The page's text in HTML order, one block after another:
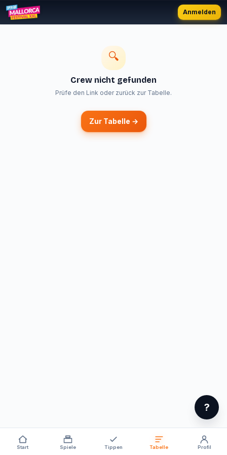
Anmelden
🔍
Crew nicht gefunden
Prüfe den Link oder zurück zur Tabelle.
Zur Tabelle →
Start Spiele Tippen Tabelle Profil
?